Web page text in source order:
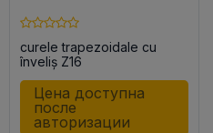
curele trapezoidale cu
înveliș Z16
Цена доступна
после
авторизации